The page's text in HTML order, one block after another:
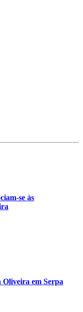
se às
em Serpa